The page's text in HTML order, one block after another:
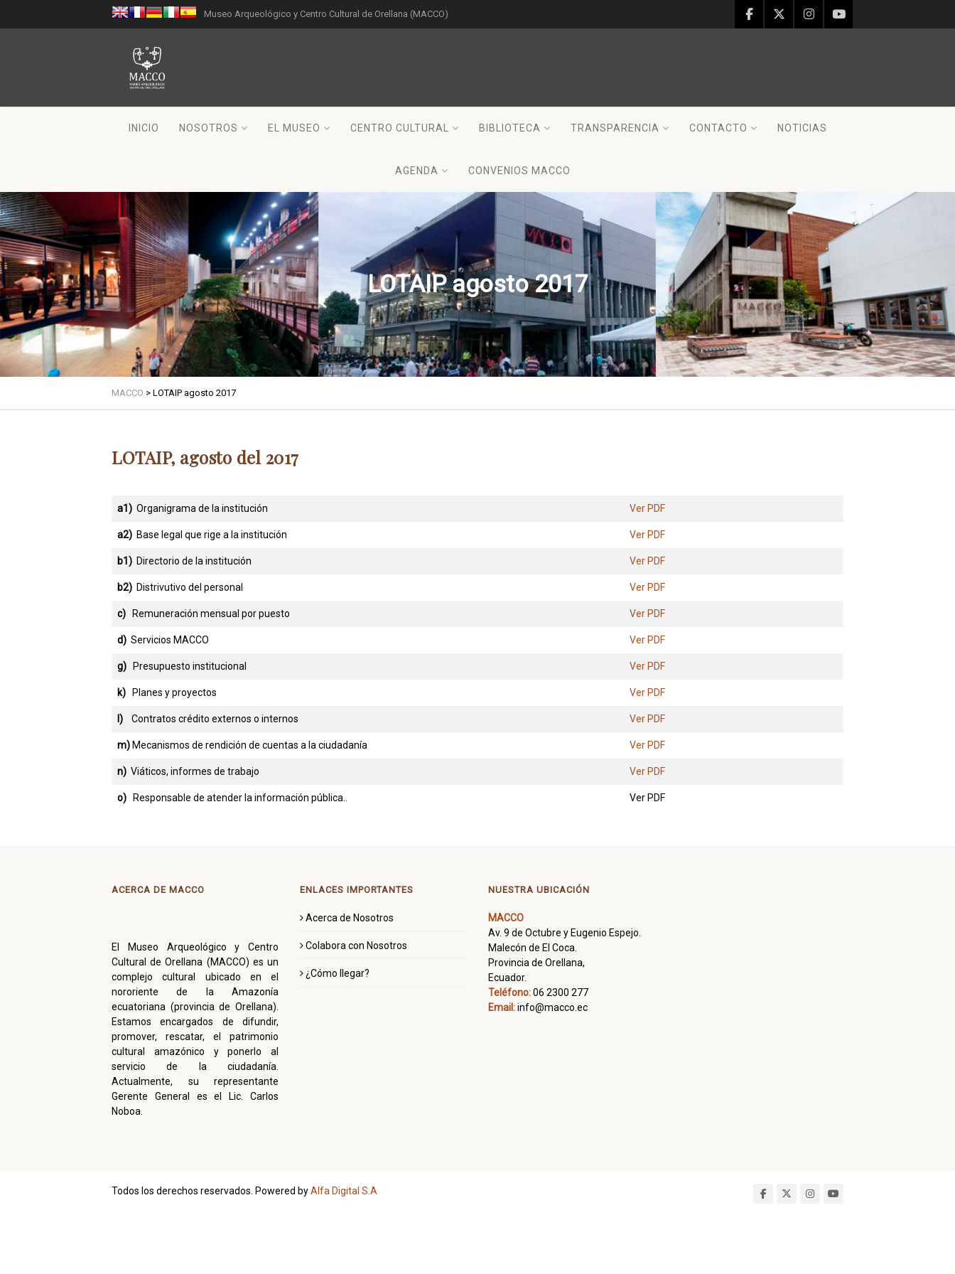
Museo Arqueológico y Centro Cultural de Orellana (MACCO)
INICIO NOSOTROS EL MUSEO CENTRO CULTURAL BIBLIOTECA TRANSPARENCIA CONTACTO NOTICIAS
AGENDA CONVENIOS MACCO
LOTAIP agosto 2017
MACCO > LOTAIP agosto 2017
LOTAIP, agosto del 2017
a1) Organigrama de la institución Ver PDF
a2) Base legal que rige a la institución Ver PDF
b1) Directorio de la institución Ver PDF
b2) Distrivutivo del personal Ver PDF
c) Remuneración mensual por puesto Ver PDF
d) Servicios MACCO Ver PDF
g) Presupuesto institucional Ver PDF
k) Planes y proyectos Ver PDF
l) Contratos crédito externos o internos Ver PDF
m) Mecanismos de rendición de cuentas a la ciudadanía Ver PDF
n) Viáticos, informes de trabajo Ver PDF
o) Responsable de atender la información pública.. Ver PDF
ACERCA DE MACCO
El Museo Arqueológico y Centro
Cultural de Orellana (MACCO) es un
complejo cultural ubicado en el
nororiente de la Amazonía
ecuatoriana (provincia de Orellana).
Estamos encargados de difundir,
promover, rescatar, el patrimonio
cultural amazónico y ponerlo al
servicio de la ciudadanía.
Actualmente, su representante
Gerente General es el Lic. Carlos
Noboa.
ENLACES IMPORTANTES
Acerca de Nosotros
Colabora con Nosotros
¿Cómo llegar?
NUESTRA UBICACIÓN
MACCO
Av. 9 de Octubre y Eugenio Espejo.
Malecón de El Coca.
Provincia de Orellana,
Ecuador.
Teléfono:06 2300 277
Email:info@macco.ec
Todos los derechos reservados. Powered byAlfa Digital S.A